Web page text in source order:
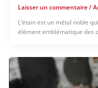
Laisser un commentaire/
L’étain est un métal noble
élément emblématique des